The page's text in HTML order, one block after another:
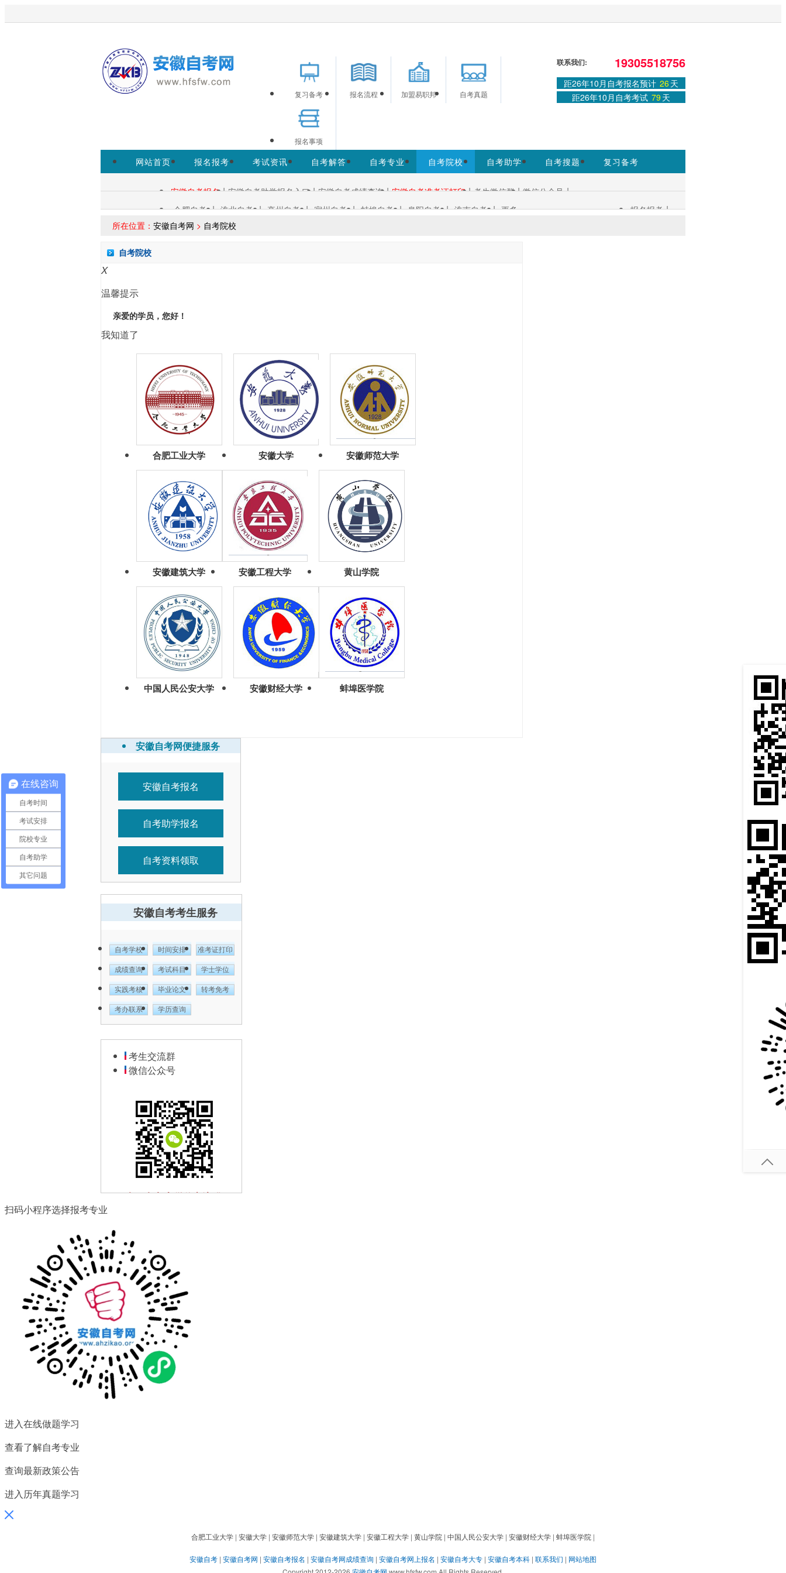
欢迎来到安徽自考网！为考生提供安徽自考信息服务，网站信息供学习交流使用，非政府官方网站，官方信息以安徽教育考试院
免费领取课程
免费课程
复习备考 报名流程 加盟易职邦 自考真题
报名事项
联系我们: 19305518756
距26年10月自考报名预计 26 天
距26年10月自考考试 79 天
网站首页 报名报考 考试资讯 自考解答 自考专业 自考院校 自考助学 自考搜题
复习备考
安徽自考报名 | 安徽自考助学报名入口 | 安徽自考成绩查询 | 安徽自考准考证打印 | 考生微信群 | 微信公众号 |
各区自考：
合肥自考 | 淮北自考 | 亳州自考 | 宿州自考 | 蚌埠自考 | 阜阳自考 | 淮南自考 | 更多+
报名报考 |
所在位置： 安徽自考网 > 自考院校
自考院校
X
温馨提示
亲爱的学员，您好！
我知道了
合肥工业大学 安徽大学 安徽师范大学
安徽建筑大学 安徽工程大学 黄山学院
中国人民公安大学 安徽财经大学 蚌埠医学院
安徽自考网便捷服务
安徽自考报名
自考助学报名
自考资料领取
安徽自考考生服务
自考学校 时间安排 准考证打印
成绩查询 考试科目 学士学位
实践考核 毕业论文 转考免考
考办联系 学历查询
考生交流群
微信公众号
扫一扫加入微信交流群
扫一扫关注微信公众号
随时获取自考信息以及各类学
扫码小程序选择报考专业
进入在线做题学习
查看了解自考专业
查询最新政策公告
进入历年真题学习
合肥工业大学 | 安徽大学 | 安徽师范大学 | 安徽建筑大学 | 安徽工程大学 | 黄山学院 | 中国人民公安大学 | 安徽财经大学 | 蚌埠医学院 |
安徽自考 | 安徽自考网 | 安徽自考报名 | 安徽自考网成绩查询 | 安徽自考网上报名 | 安徽自考大专 | 安徽自考本科 | 联系我们 | 网站地图
在线咨询
自考时间
考试安排
院校专业
自考助学
其它问题